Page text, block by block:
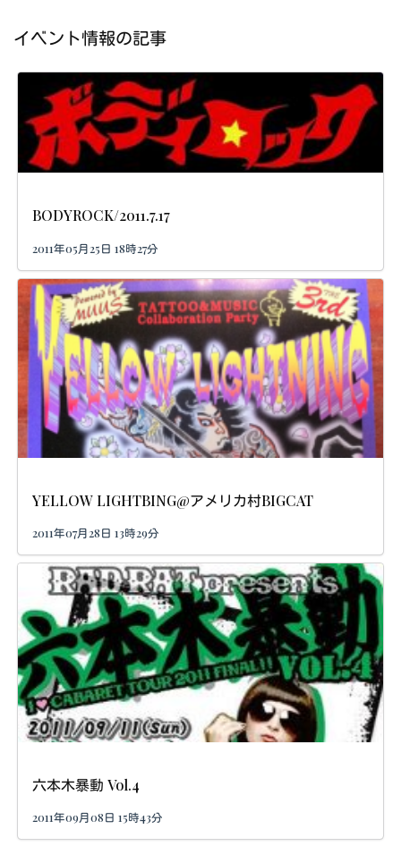
イベント情報の記事
BODYROCK/2011.7.17
2011年05月25日 18時27分
YELLOW LIGHTBING@アメリカ村BIGCAT
2011年07月28日 13時29分
六本木暴動 Vol.4
2011年09月08日 15時43分